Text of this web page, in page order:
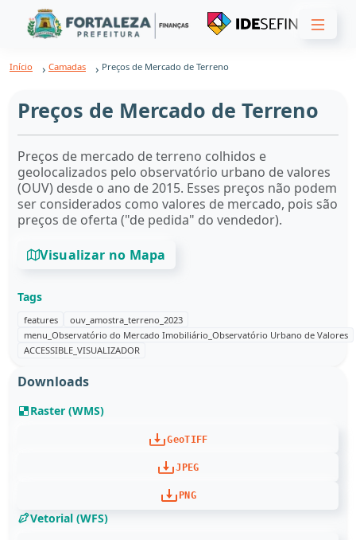
Início Camadas Preços de Mercado de Terreno
Preços de Mercado de Terreno
Preços de mercado de terreno colhidos e
geolocalizados pelo observatório urbano de valores
(OUV) desde o ano de 2015. Esses preços não podem
ser considerados como valores de mercado, pois são
preços de oferta ("de pedida" do vendedor).
Visualizar no Mapa
Tags
features
ouv_amostra_terreno_2023
menu_Observatório do Mercado Imobiliário_Observatório Urbano de Valores
ACCESSIBLE_VISUALIZADOR
Downloads
Raster (WMS)
GeoTIFF
JPEG
PNG
Vetorial (WFS)